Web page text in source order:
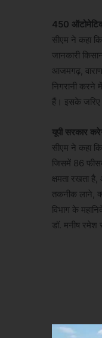
450
सीएम ने कहा
जानकारी
आजमगढ़,
निगरानी
हैं। इसके जरिए
यूपी सरकार
सीएम ने कहा
जिसमें 86
क्षमता रखता
तकनीक लाने,
विभाग के
डॉ. मनीष रमेश